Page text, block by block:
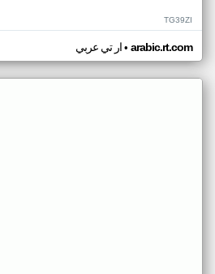
TG39ZI
ار تي عربي• arabic.rt.com